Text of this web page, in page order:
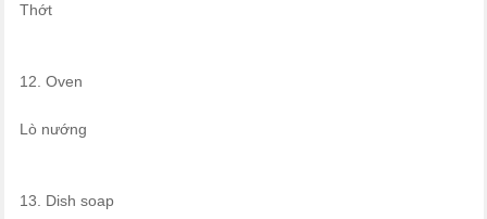
Thớt
12. Oven
Lò nướng
13. Dish soap